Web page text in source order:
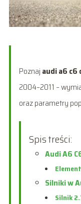
Poznaj audi a6
2004–2011 –
oraz parametry
Spis treści:
Audi A6
Silniki w
Silnik